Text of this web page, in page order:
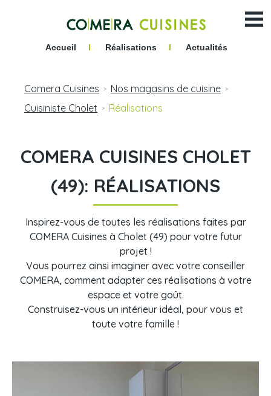
Accueil I Réalisations I Actualités
Comera Cuisines > Nos magasins de cuisine >
Cuisiniste Cholet > Réalisations
COMERA CUISINES CHOLET
(49): RÉALISATIONS
Inspirez-vous de toutes les réalisations faites par
COMERA Cuisines à Cholet (49) pour votre futur
projet !
Vous pourrez ainsi imaginer avec votre conseiller
COMERA, comment adapter ces réalisations à votre
espace et votre goût.
Construisez-vous un intérieur idéal, pour vous et
toute votre famille !